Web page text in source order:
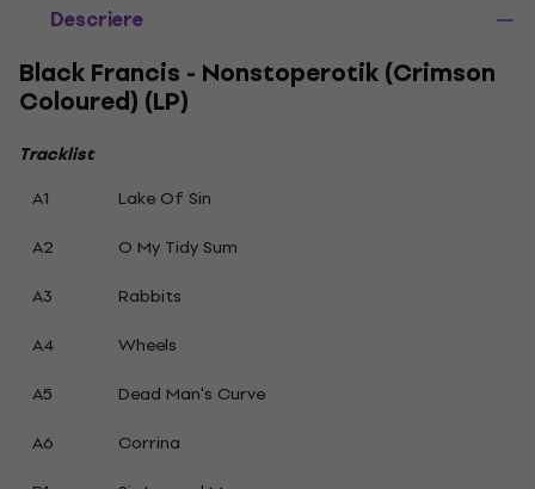
Descriere
Black Francis - Nonstoperotik (Crimson
Coloured) (LP)
Tracklist
A1
Lake Of Sin
A2
O My Tidy Sum
A3
Rabbits
A4
Wheels
A5
Dead Man's Curve
A6
Corrina